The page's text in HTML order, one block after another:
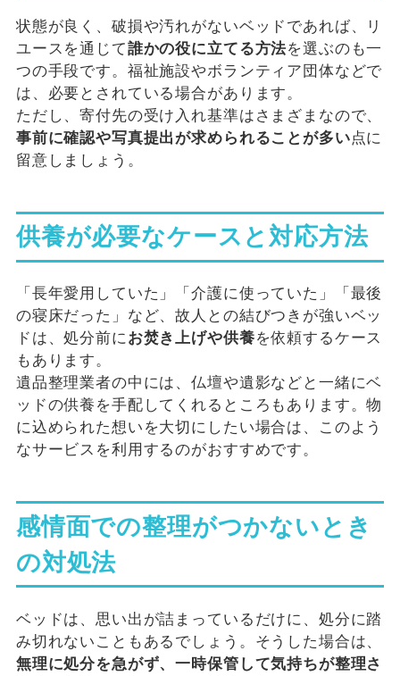
状態が良く、破損や汚れがないベッドであれば、リ
ユースを通じて誰かの役に立てる方法を選ぶのも一
つの手段です。福祉施設やボランティア団体などで
は、必要とされている場合があります。
ただし、寄付先の受け入れ基準はさまざまなので、
事前に確認や写真提出が求められることが多い点に
留意しましょう。
供養が必要なケースと対応方法
「長年愛用していた」「介護に使っていた」「最後
の寝床だった」など、故人との結びつきが強いベッ
ドは、処分前にお焚き上げや供養を依頼するケース
もあります。
遺品整理業者の中には、仏壇や遺影などと一緒にベ
ッドの供養を手配してくれるところもあります。物
に込められた想いを大切にしたい場合は、このよう
なサービスを利用するのがおすすめです。
感情面での整理がつかないとき
の対処法
ベッドは、思い出が詰まっているだけに、処分に踏
み切れないこともあるでしょう。そうした場合は、
無理に処分を急がず、一時保管して気持ちが整理さ